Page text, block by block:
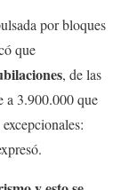
por bloques
que
, de las
a 3.900.000 que